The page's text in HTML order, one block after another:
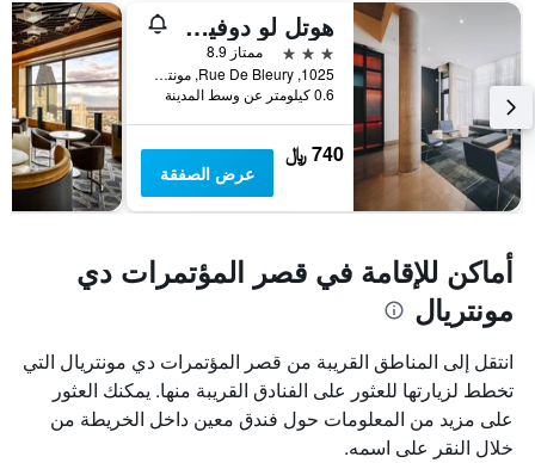
هوتل لو دوفين مونتريال سنتر فيل
3 نجوم
ممتاز 8.9
1025, Rue De Bleury, مونترال, QC, كندا
0.6 كيلومتر عن وسط المدينة
740 ﷼
عرض الصفقة
أماكن للإقامة في قصر المؤتمرات دي
مونتريال
انتقل إلى المناطق القريبة من قصر المؤتمرات دي مونتريال التي
تخطط لزيارتها للعثور على الفنادق القريبة منها. يمكنك العثور
على مزيد من المعلومات حول فندق معين داخل الخريطة من
خلال النقر على اسمه.